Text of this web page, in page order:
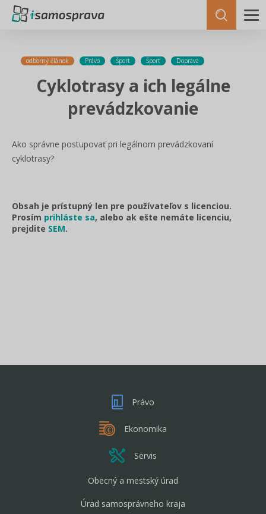
odborný článok Právo Šport Šport Doprava
Cyklotrasy a ich legálne
prevádzkovanie
Ako správne postupovať pri legálnom prevádzkovaní
cyklotrasy?
Obsah je prístupný len pre používateľov s licenciou.
Prosím prihláste sa, alebo ak ešte nemáte licenciu,
prejdite SEM.
Právo
Ekonomika
Servis
Obecný a mestský úrad
Úrad samosprávneho kraja